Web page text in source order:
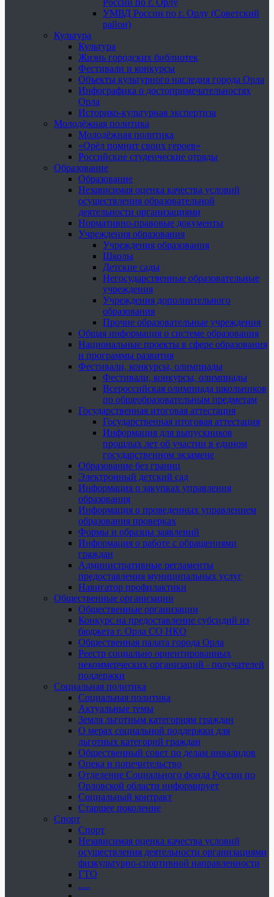
России по г. Орлу
УМВД России по г. Орлу (Советский
район)
Культура
Культура
Жизнь городских библиотек
Фестивали и конкурсы
Объекты культурного наследия города Орла
Инфографика о достопримечательностях
Орла
Историко-культурная экспертиза
Молодёжная политика
Молодёжная политика
«Орёл помнит своих героев»
Российские студенческие отряды
Образование
Образование
Независимая оценка качества условий
осуществления образовательной
деятельности организациями
Нормативно-правовые документы
Учреждения образования
Учреждения образования
Школы
Детские сады
Негосударственные образовательные
учреждения
Учреждения дополнительного
образования
Прочие образовательные учреждения
Общая информация о системе образования
Национальные проекты в сфере образования
и программы развития
Фестивали, конкурсы, олимпиады
Фестивали, конкурсы, олимпиады
Всероссийская олимпиада школьников
по общеобразовательным предметам
Государственная итоговая аттестация
Государственная итоговая аттестация
Информация для выпускников
прошлых лет об участии в едином
государственном экзамене
Образование без границ
Электронный детский сад
Информация о закупках управления
образования
Информация о проведенных управлением
образования проверках
Формы и образцы заявлений
Информация о работе с обращениями
граждан
Административные регламенты
предоставления муниципальных услуг
Навигатор профилактики
Общественные организации
Общественные организации
Конкурс на предоставление субсидий из
бюджета г. Орла СО НКО
Общественная палата города Орла
Реестр социально ориентированных
некоммерческих организаций - получателей
поддержки
Социальная политика
Социальная политика
Актуальные темы
Земля льготным категориям граждан
О мерах социальной поддержки для
льготных категорий граждан
Общественный совет по делам инвалидов
Опека и попечительство
Отделение Социального фонда России по
Орловской области информирует
Социальный контракт
Старшее поколение
Спорт
Спорт
Независимая оценка качества условий
осуществления деятельности организациями
физкультурно-спортивной направленности
ГТО
.....